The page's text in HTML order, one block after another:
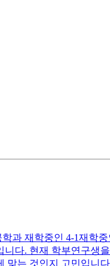
과 재학중인 4-1재학
다. 현재 학부연구생
맞는 것인지 고민입니